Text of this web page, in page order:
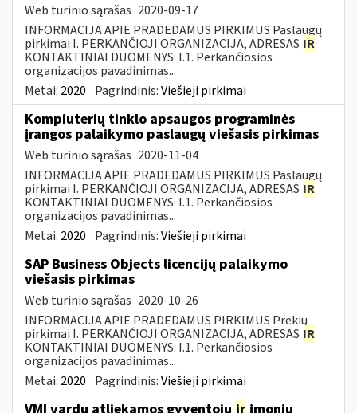
Web turinio sąrašas 2020-09-17
INFORMACIJA APIE PRADEDAMUS PIRKIMUS Paslaugų
pirkimai I. PERKANČIOJI ORGANIZACIJA, ADRESAS IR
KONTAKTINIAI DUOMENYS: I.1. Perkančiosios
organizacijos pavadinimas...
Metai: 2020 Pagrindinis:Viešieji pirkimai
Kompiuterių tinklo apsaugos programinės
įrangos palaikymo paslaugų viešasis pirkimas
Web turinio sąrašas 2020-11-04
INFORMACIJA APIE PRADEDAMUS PIRKIMUS Paslaugų
pirkimai I. PERKANČIOJI ORGANIZACIJA, ADRESAS IR
KONTAKTINIAI DUOMENYS: I.1. Perkančiosios
organizacijos pavadinimas...
Metai: 2020 Pagrindinis:Viešieji pirkimai
SAP Business Objects licencijų palaikymo
viešasis pirkimas
Web turinio sąrašas 2020-10-26
INFORMACIJA APIE PRADEDAMUS PIRKIMUS Prekių
pirkimai I. PERKANČIOJI ORGANIZACIJA, ADRESAS IR
KONTAKTINIAI DUOMENYS: I.1. Perkančiosios
organizacijos pavadinimas...
Metai: 2020 Pagrindinis:Viešieji pirkimai
VMI vardu atliekamos gyventojų ir įmonių